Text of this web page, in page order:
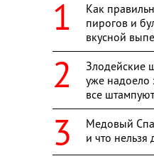
Как
пирогов и
вкусной
Злодейские
уже надоело
все
Медовый
и что нельзя